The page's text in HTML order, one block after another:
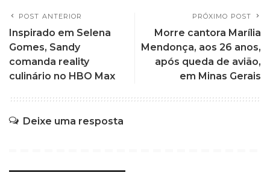
POST ANTERIOR
Inspirado em Selena
Gomes, Sandy
comanda reality
culinário no HBO Max
PRÓXIMO POST
Morre cantora Marília
Mendonça, aos 26 anos,
após queda de avião,
em Minas Gerais
Deixe uma resposta